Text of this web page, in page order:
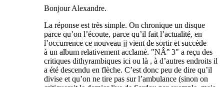
Bonjour Alexandre.
La réponse est très simple. On chronique un disque
parce qu’on l’écoute, parce qu’il fait l’actualité, en
l’occurrence ce nouveau jj vient de sortir et succède
à un album relativement acclamé. "NÂ° 3" a reçu des
critiques dithyrambiques ici ou là , à d’autres endroits il
a été descendu en flèche. C’est donc peu de dire qu’il
divise et qu’on ne tire pas sur l’ambulance (sinon on